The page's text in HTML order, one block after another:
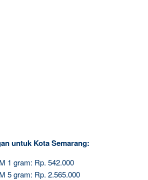
untuk Kota Semarang:
1 gram: Rp. 542.000
5 gram: Rp. 2.565.000